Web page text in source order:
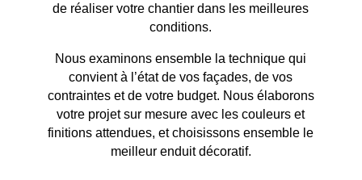
de réaliser votre chantier dans les meilleures
conditions.
Nous examinons ensemble la technique qui
convient à l’état de vos façades, de vos
contraintes et de votre budget. Nous élaborons
votre projet sur mesure avec les couleurs et
finitions attendues, et choisissons ensemble le
meilleur enduit décoratif.